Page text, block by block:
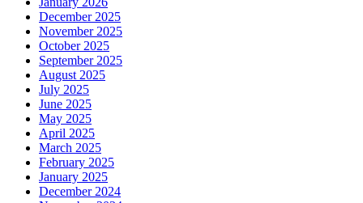
December 2025
November 2025
October 2025
September 2025
August 2025
July 2025
June 2025
May 2025
April 2025
March 2025
February 2025
January 2025
December 2024